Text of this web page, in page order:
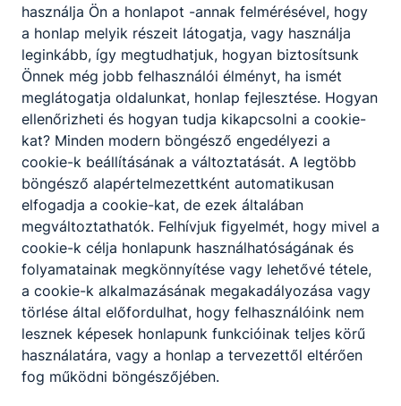
Csülökház BT. Nimród
Hotel-Étterem
9200
Mosonmagyaróvár
Királyhidai
u.59.
Smaro 2015 KFT.
Nábob étterem
9200
Mosonmagyaróvár,
Tízház utca 24.
RÁBAKÉSZ KFT.
Bolero étterem
9028 Győr Fehérvári
út.75.
Kamarai étterem
9021 Győr Szent I. u.
10/a
Hécz Kölcsönző -
használja Ön a honlapot -annak felmérésével, hogy
a honlap melyik részeit látogatja, vagy használja
leginkább, így megtudhatjuk, hogyan biztosítsunk
Önnek még jobb felhasználói élményt, ha ismét
meglátogatja oldalunkat, honlap fejlesztése. Hogyan
ellenőrizheti és hogyan tudja kikapcsolni a cookie-
kat? Minden modern böngésző engedélyezi a
cookie-k beállításának a változtatását. A legtöbb
böngésző alapértelmezettként automatikusan
elfogadja a cookie-kat, de ezek általában
megváltoztathatók. Felhívjuk figyelmét, hogy mivel a
cookie-k célja honlapunk használhatóságának és
folyamatainak megkönnyítése vagy lehetővé tétele,
a cookie-k alkalmazásának megakadályozása vagy
törlése által előfordulhat, hogy felhasználóink nem
lesznek képesek honlapunk funkcióinak teljes körű
használatára, vagy a honlap a tervezettől eltérően
fog működni böngészőjében.